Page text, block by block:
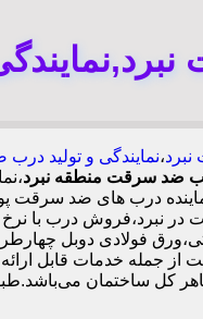
،نمایندگی و تولید
ضد سرقت منطقه نبرد
نماینده درب های ضد
نبرد،فروش درب با
از جمله خدمات قابل